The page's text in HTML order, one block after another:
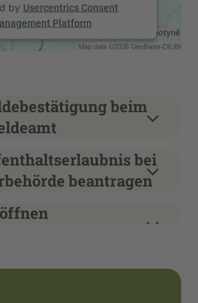
by Usercentrics Consent
Platform
beim
bei
beantragen